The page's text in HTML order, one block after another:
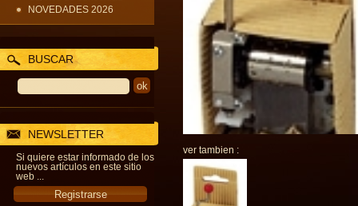
NOVEDADES 2026
BUSCAR
NEWSLETTER
Si quiere estar informado de los
nuevos artículos en este sitio
web ...
ver tambien :